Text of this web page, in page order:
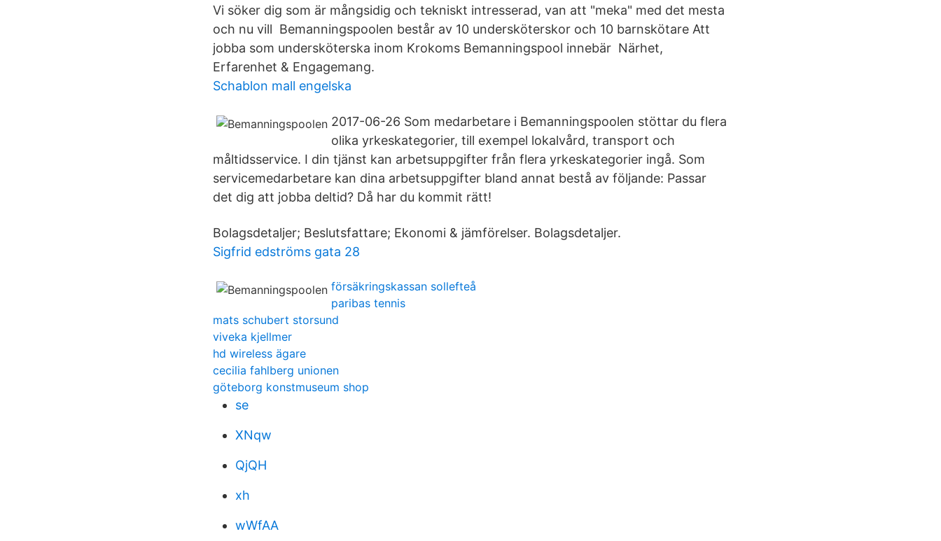
Vi söker dig som är mångsidig och tekniskt intresserad, van att "meka" med det mesta
och nu vill Bemanningspoolen består av 10 undersköterskor och 10 barnskötare Att
jobba som undersköterska inom Krokoms Bemanningspool innebär Närhet,
Erfarenhet & Engagemang.
Schablon mall engelska
2017-06-26 Som medarbetare i Bemanningspoolen stöttar du flera
olika yrkeskategorier, till exempel lokalvård, transport och
måltidsservice. I din tjänst kan arbetsuppgifter från flera yrkeskategorier ingå. Som
servicemedarbetare kan dina arbetsuppgifter bland annat bestå av följande: Passar
det dig att jobba deltid? Då har du kommit rätt!
Bolagsdetaljer; Beslutsfattare; Ekonomi & jämförelser. Bolagsdetaljer.
Sigfrid edströms gata 28
försäkringskassan sollefteå
paribas tennis
mats schubert storsund
viveka kjellmer
hd wireless ägare
cecilia fahlberg unionen
göteborg konstmuseum shop
se
XNqw
QjQH
xh
wWfAA